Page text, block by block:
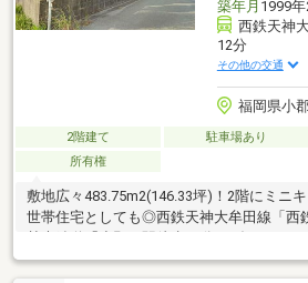
築年月 1999
西鉄天神
12分
その他の交通
福岡県小
2階建て 駐車場あり
所有権
敷地広々483.75m2(146.33坪)！2階にミニ
世帯住宅としても◎西鉄天神大牟田線「西
甘木鉄道「小郡」駅徒歩10分！ダイレック
分！